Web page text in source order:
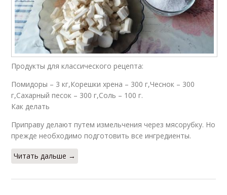
Продукты для классического рецепта:
Помидоры – 3 кг,Корешки хрена – 300 г,Чеснок – 300
г,Сахарный песок – 300 г,Соль – 100 г.
Как делать
Приправу делают путем измельчения через мясорубку. Но
прежде необходимо подготовить все ингредиенты.
Читать дальше →